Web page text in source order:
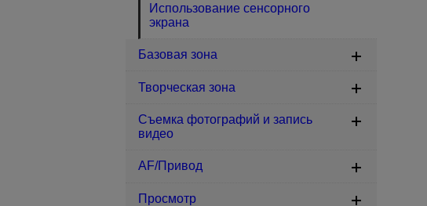
Использование сенсорного
экрана
Базовая зона
Творческая зона
Съемка фотографий и запись
видео
AF/Привод
Просмотр